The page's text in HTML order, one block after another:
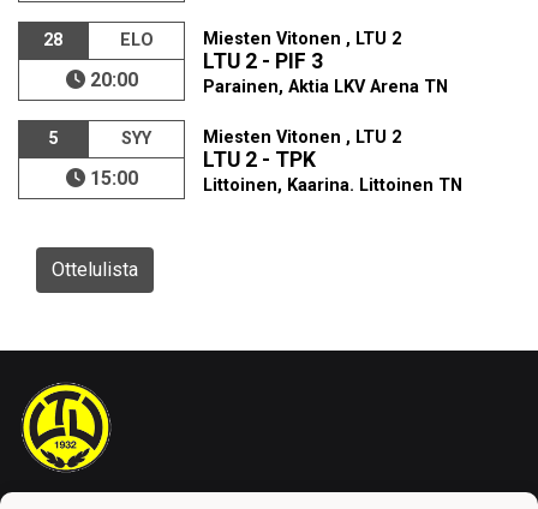
28 ELO
20:00
Miesten Vitonen , LTU 2
LTU 2 - PIF 3
Parainen, Aktia LKV Arena TN
5 SYY
15:00
Miesten Vitonen , LTU 2
LTU 2 - TPK
Littoinen, Kaarina. Littoinen TN
Ottelulista